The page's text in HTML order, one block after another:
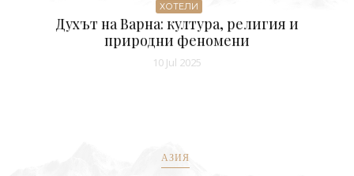
ХОТЕЛИ
Духът на Варна: култура, религия и
природни феномени
10 Jul 2025
АЗИЯ